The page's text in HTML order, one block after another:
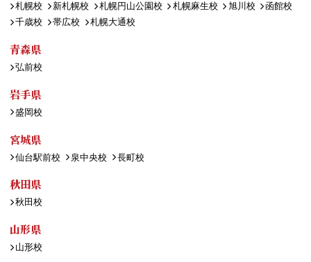
札幌校 新札幌校 札幌円山公園校 札幌麻生校 旭川校
函館校
千歳校
帯広校 札幌大通校
青森県
弘前校
岩手県
盛岡校
宮城県
仙台駅前校 泉中央校 長町校
秋田県
秋田校
山形県
山形校